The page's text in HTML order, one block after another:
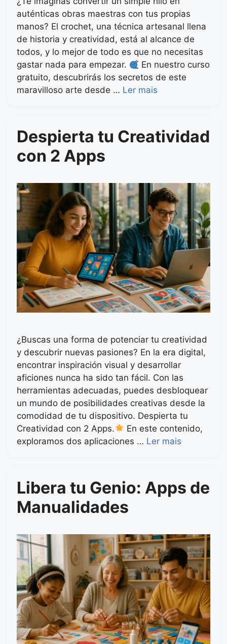
auténticas obras maestras con tus propias
manos? El crochet, una técnica artesanal llena
de historia y creatividad, está al alcance de
todos, y lo mejor de todo es que no necesitas
gastar nada para empezar.
En nuestro curso
gratuito, descubrirás los secretos de este
maravilloso arte desde … Ler mais
Despierta tu Creatividad
con 2 Apps
¿Buscas una forma de potenciar tu creatividad
y descubrir nuevas pasiones? En la era digital,
encontrar inspiración visual y desarrollar
aficiones nunca ha sido tan fácil. Con las
herramientas adecuadas, puedes desbloquear
un mundo de posibilidades creativas desde la
comodidad de tu dispositivo. Despierta tu
Creatividad con 2 Apps.
En este contenido,
exploramos dos aplicaciones … Ler mais
Libera tu Genio: Apps de
Manualidades